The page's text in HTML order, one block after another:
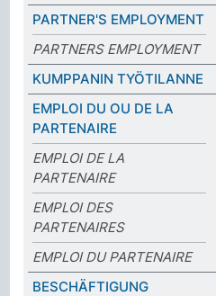
PARTNER'S EMPLOYMENT
PARTNERS EMPLOYMENT
KUMPPANIN TYÖTILANNE
EMPLOI DU OU DE LA
PARTENAIRE
EMPLOI DE LA
PARTENAIRE
EMPLOI DES
PARTENAIRES
EMPLOI DU PARTENAIRE
BESCHÄFTIGUNG